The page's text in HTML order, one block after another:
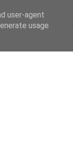
user-agent
usage